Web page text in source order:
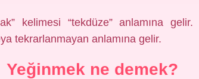
kelimesi “tekdüze” anlamına
tekrarlanmayan anlamına gelir.
Yeğinmek ne demek?